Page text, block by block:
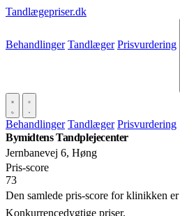
Tandlægepriser.dk
Behandlinger Tandlæger Prisvurdering
Behandlinger Tandlæger Prisvurdering
Bymidtens Tandplejecenter
Jernbanevej 6, Høng
Pris‑score
73
Den samlede pris-score for klinikken er
Konkurrencedygtige priser.